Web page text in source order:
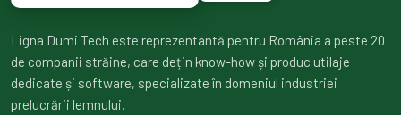
Ligna Dumi Tech este reprezentantă pentru România a peste 20
de companii străine, care dețin know-how și produc utilaje
dedicate și software, specializate în domeniul industriei
prelucrării lemnului.